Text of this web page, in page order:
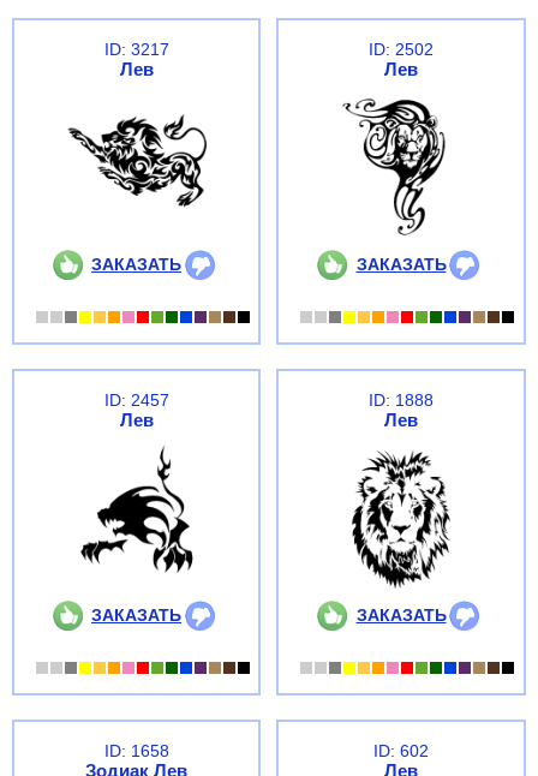
ID: 3217
Лев
ЗАКАЗАТЬ
ID: 2502
Лев
ЗАКАЗАТЬ
ID: 2457
Лев
ЗАКАЗАТЬ
ID: 1888
Лев
ЗАКАЗАТЬ
ID: 1658
Зодиак Лев
ID: 602
Лев